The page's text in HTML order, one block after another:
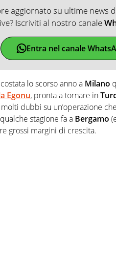
aggiornato su ultime news
Iscriviti al nostro canale
Entra nel canale
lo scorso anno a Milano
Egonu, pronta a tornare in
dubbi su un’operazione
stagione fa a Bergamo
grossi margini di crescita.